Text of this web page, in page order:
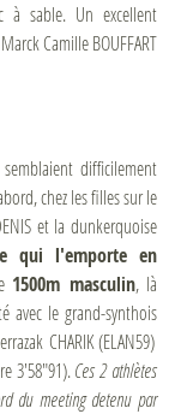
sable. Un excellent
Camille BOUFFART
difficilement
chez les filles sur le
et la dunkerquoise
qui l'emporte en
1500m masculin, là
avec le grand-synthois
CHARIK (ELAN59)
3'58"91).Ces 2 athlètes
du meeting detenu par